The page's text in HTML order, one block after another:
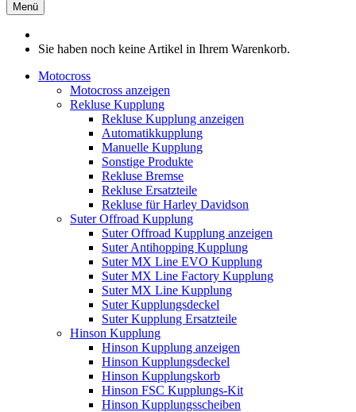
Menü
Sie haben noch keine Artikel in Ihrem Warenkorb.
Motocross
Motocross anzeigen
Rekluse Kupplung
Rekluse Kupplung anzeigen
Automatikkupplung
Manuelle Kupplung
Sonstige Produkte
Rekluse Bremse
Rekluse Ersatzteile
Rekluse für Harley Davidson
Suter Offroad Kupplung
Suter Offroad Kupplung anzeigen
Suter Antihopping Kupplung
Suter MX Line EVO Kupplung
Suter MX Line Factory Kupplung
Suter MX Line Kupplung
Suter Kupplungsdeckel
Suter Kupplung Ersatzteile
Hinson Kupplung
Hinson Kupplung anzeigen
Hinson Kupplungsdeckel
Hinson Kupplungskorb
Hinson FSC Kupplungs-Kit
Hinson Kupplungsscheiben